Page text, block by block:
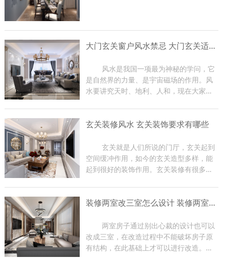
大门玄关窗户风水禁忌 大门玄关适合摆放什么
	风水是我国一项最为神秘的学问，它
是自然界的力量、是宇宙磁场的作用。风
水要讲究天时、地利、人和，现在大家在
装修时有很多禁忌。那么下面东游装饰的
玄关装修风水 玄关装饰要求有哪些
	玄关就是人们所说的门厅，玄关起到
空间缓冲作用，如今的玄关造型多样，能
起到很好的装饰作用。玄关装修有很多风
康，严重时会影响到主人的事业。下面小装修两室改三室怎么设计 装修两室注意事项
	两室房子通过别出心裁的设计也可以
改成三室，在改造过程中不能破坏房子原
有结构，在此基础上才可以进行改造。两